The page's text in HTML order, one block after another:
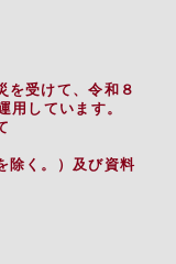
を受けて、令和８
しています。
除く。）及び資料